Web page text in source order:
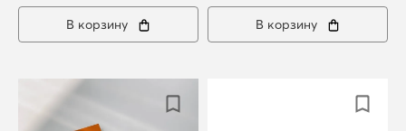
В корзину В корзину